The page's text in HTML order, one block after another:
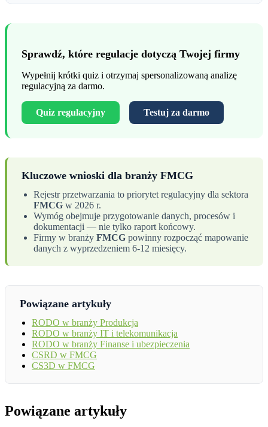
Sprawdź, które regulacje dotyczą Twojej firmy
Wypełnij krótki quiz i otrzymaj spersonalizowaną analizę
regulacyjną za darmo.
Quiz regulacyjny Testuj za darmo
Kluczowe wnioski dla branży FMCG
Rejestr przetwarzania to priorytet regulacyjny dla sektora
FMCG w 2026 r.
Wymóg obejmuje przygotowanie danych, procesów i
dokumentacji — nie tylko raport końcowy.
Firmy w branży FMCG powinny rozpocząć mapowanie
danych z wyprzedzeniem 6-12 miesięcy.
Powiązane artykuły
RODO w branży Produkcja
RODO w branży IT i telekomunikacja
RODO w branży Finanse i ubezpieczenia
CSRD w FMCG
CS3D w FMCG
Powiązane artykuły